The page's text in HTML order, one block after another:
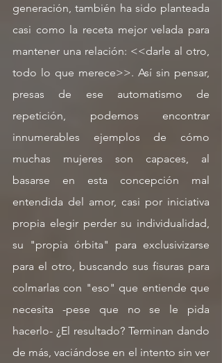
generación, también ha sido planteada
casi como la receta mejor velada para
mantener una relación: <<darle al otro,
todo lo que merece>>. Así sin pensar,
presas de ese automatismo de
repetición, podemos encontrar
innumerables ejemplos de cómo
muchas mujeres son capaces, al
basarse en esta concepción mal
entendida del amor, casi por iniciativa
propia elegir perder su individualidad,
su "propia órbita" para exclusivizarse
para el otro, buscando sus fisuras para
colmarlas con "eso" que entiende que
necesita -pese que no se le pida
hacerlo- ¿El resultado? Terminan dando
de más, vaciándose en el intento sin ver